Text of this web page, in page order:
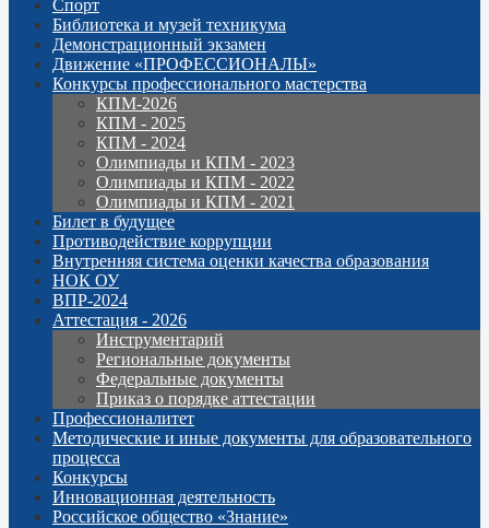
Спорт
Библиотека и музей техникума
Демонстрационный экзамен
Движение «ПРОФЕССИОНАЛЫ»
Конкурсы профессионального мастерства
КПМ-2026
КПМ - 2025
КПМ - 2024
Олимпиады и КПМ - 2023
Олимпиады и КПМ - 2022
Олимпиады и КПМ - 2021
Билет в будущее
Противодействие коррупции
Внутренняя система оценки качества образования
НОК ОУ
ВПР-2024
Аттестация - 2026
Инструментарий
Региональные документы
Федеральные документы
Приказ о порядке аттестации
Профессионалитет
Методические и иные документы для образовательного
процесса
Конкурсы
Инновационная деятельность
Российское общество «Знание»